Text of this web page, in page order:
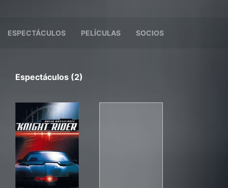
ESPECTÁCULOS PELÍCULAS SOCIOS
Espectáculos (2)